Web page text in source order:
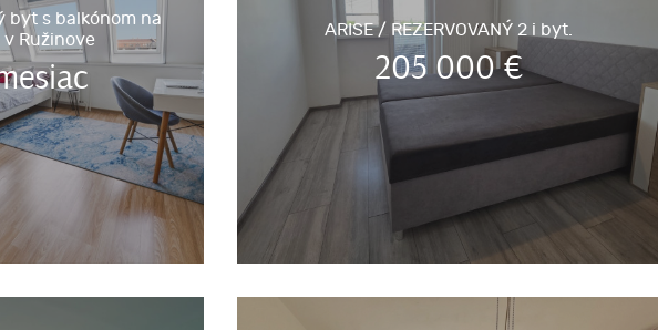
byt s balkónom na
Ružinove
ARISE / REZERVOVANÝ 2 i byt.
205 000€